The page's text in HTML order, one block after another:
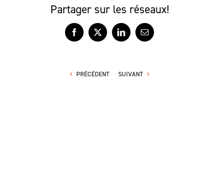
Partager sur les réseaux!
Facebook
X LinkedInCourriel
PRÉCÉDENT SUIVANT